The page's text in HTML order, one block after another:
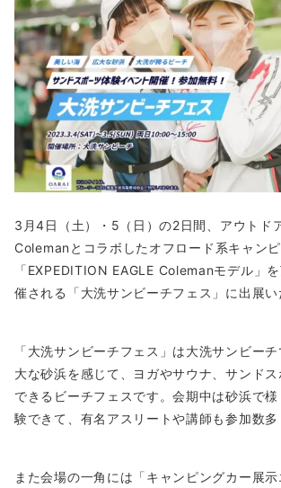
3月4日（土）・5（日）の2日間、アウトド
Colemanとコラボしたオフロード系キャン
「EXPEDITION EAGLE Colemanモデル」
催される「大洗サンビーチフェス」に出展い
「大洗サンビーチフェス」は大洗サンビー
大な砂浜を感じて、ヨガやサウナ、サンド
できるビーチフェスです。会期中は砂浜で
験できて、有名アスリートや講師も参加数多
また会場の一角には「キャンピングカー展